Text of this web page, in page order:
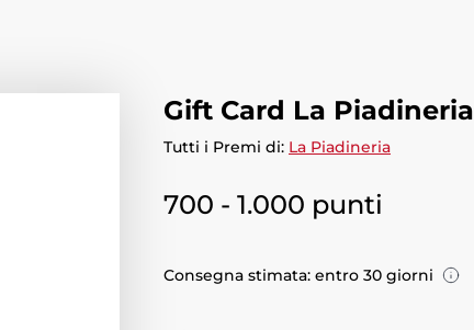
Gift Card La Piadineria
Tutti i Premi di: La Piadineria
700 - 1.000 punti
Consegna stimata: entro 30 giorni